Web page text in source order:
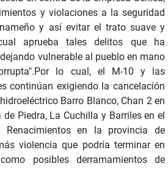
y violaciones a la seguridad
y así evitar el trato suave y
aprueba tales delitos que ha
vulnerable al pueblo en mano
lo cual, el M-10 y las
continúan exigiendo la cancelación
Barro Blanco, Chan 2 en
de Piedra, La Cuchilla y Barriles en el
en la provincia de
violencia que podría terminar en
posibles derramamientos de